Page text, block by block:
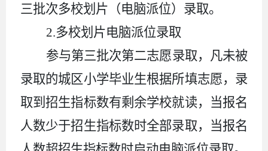
三批次多校划片（电脑派位）录取。
2.多校划片电脑派位录取
参与第三批次第二志愿录取，凡未被
录取的城区小学毕业生根据所填志愿，录
取到招生指标数有剩余学校就读，当报名
人数少于招生指标数时全部录取，当报名